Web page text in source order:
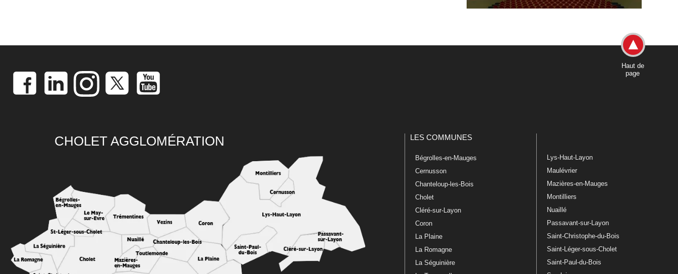
Haut de
page
CHOLET AGGLOMÉRATION LES COMMUNES
Bégrolles-en-Mauges
Cernusson
Chanteloup-les-Bois
Cholet
Cléré-sur-Layon
Coron
La Plaine
La Romagne
La Séguinière
Lys-Haut-Layon
Maulévrier
Mazières-en-Mauges
Montilliers
Nuaillé
Passavant-sur-Layon
Saint-Christophe-du-Bois
Saint-Léger-sous-Cholet
Saint-Paul-du-Bois